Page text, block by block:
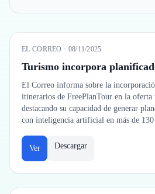
EL CORREO · 08/11/2025
Turismo incorpora
El Correo informa sobre la
itinerarios de FreePlanTour en la
destacando su capacidad de generar
con inteligencia artificial en más de
Ver Descargar